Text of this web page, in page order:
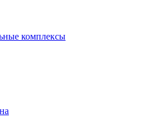
комплексы